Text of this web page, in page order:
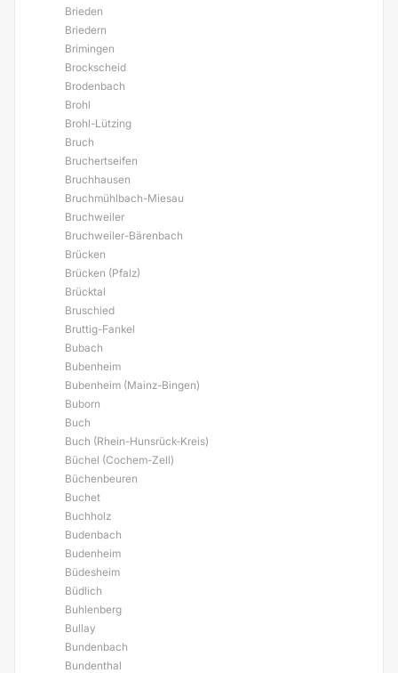
Brieden
Briedern
Brimingen
Brockscheid
Brodenbach
Brohl
Brohl-Lützing
Bruch
Bruchertseifen
Bruchhausen
Bruchmühlbach-Miesau
Bruchweiler
Bruchweiler-Bärenbach
Brücken
Brücken (Pfalz)
Brücktal
Bruschied
Bruttig-Fankel
Bubach
Bubenheim
Bubenheim (Mainz-Bingen)
Buborn
Buch
Buch (Rhein-Hunsrück-Kreis)
Büchel (Cochem-Zell)
Büchenbeuren
Buchet
Buchholz
Budenbach
Budenheim
Büdesheim
Büdlich
Buhlenberg
Bullay
Bundenbach
Bundenthal